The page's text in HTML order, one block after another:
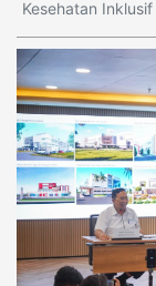
Kesehatan Inklusif